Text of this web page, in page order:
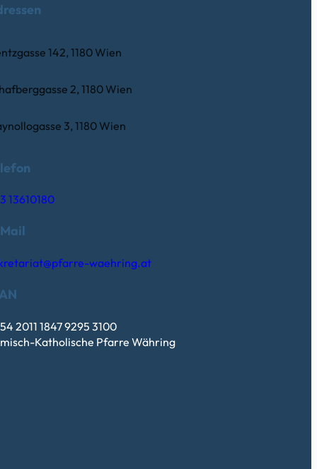
142, 1180 Wien
2, 1180 Wien
3, 1180 Wien
13610180
waehring.at
2011 1847 9295 3100
Katholische Pfarre Währing